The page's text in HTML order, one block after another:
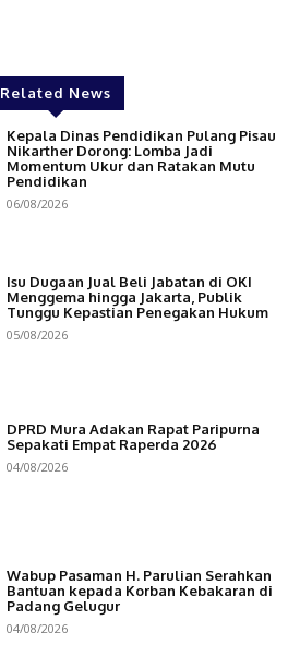
Related News
Kepala Dinas Pendidikan Pulang Pisau
Nikarther Dorong: Lomba Jadi
Momentum Ukur dan Ratakan Mutu
Pendidikan
06/08/2026
Isu Dugaan Jual Beli Jabatan di OKI
Menggema hingga Jakarta, Publik
Tunggu Kepastian Penegakan Hukum
05/08/2026
DPRD Mura Adakan Rapat Paripurna
Sepakati Empat Raperda 2026
04/08/2026
Wabup Pasaman H. Parulian Serahkan
Bantuan kepada Korban Kebakaran di
Padang Gelugur
04/08/2026